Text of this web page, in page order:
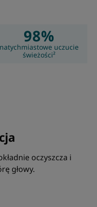
98%
natychmiastowe uczucie
świeżości²
oczyszcza i
głowy.